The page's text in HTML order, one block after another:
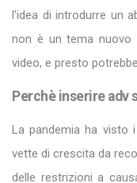
l'idea di introdurre un
non è un tema nuovo
video, e presto
Perchè inserire adv
La pandemia ha visto
vette di crescita da
delle restrizioni a